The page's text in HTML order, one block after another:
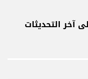
آخر التحديثات